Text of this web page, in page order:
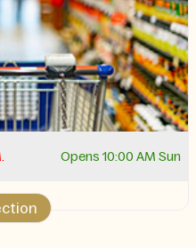
Opens 10:00 AM Sun